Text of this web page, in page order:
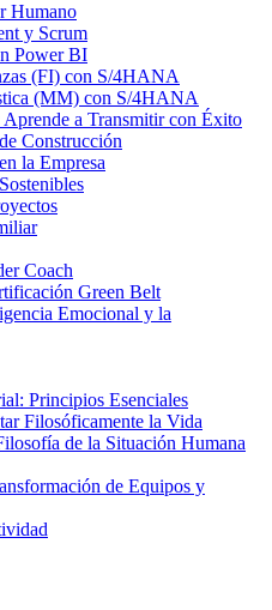
Humano
y Scrum
Power BI
(FI) con S/4HANA
(MM) con S/4HANA
a Transmitir con Éxito
Construcción
la Empresa
Coach
Green Belt
Emocional y la
Principios Esenciales
Filosóficamente la Vida
de la Situación Humana
de Equipos y